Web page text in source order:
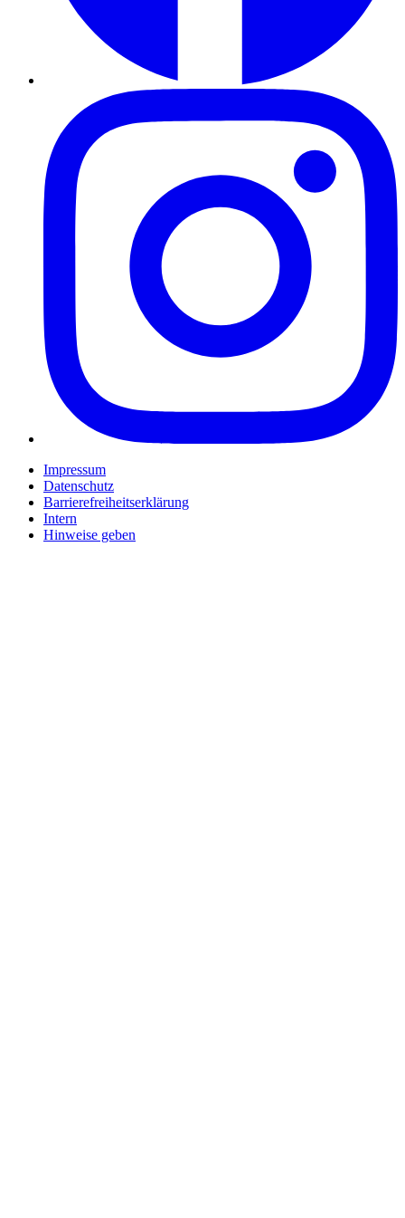
Impressum
Datenschutz
Barrierefreiheitserklärung
Intern
Hinweise geben